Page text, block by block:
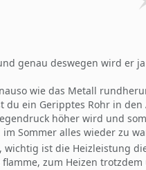
genau deswegen wird er
wie das Metall
ein Geripptes Rohr in
höher wird und
Sommer alles wieder zu
ist die Heizleistung
zum Heizen